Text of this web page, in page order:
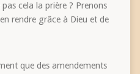
cela la prière ? Prenons
rendre grâce à Dieu et de
que des amendements